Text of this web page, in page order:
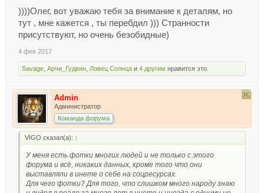
))))Олег, вот уважаю тебя за внимание к деталям, но
тут , мне кажется , ты перебдил ))) Странности
присутствуют, но очень безобидные)
4 фев 2017
Savage Арчи_Гудвин Ловец Солнца и 4 другим нравится это.
Admin
Администратор
Команда форума
VIGO сказал(а): ↑
У меня есть фотки многих людей и не только с этого
форума и всё, никаких данных, кроме того что они
выставляли в инете о себе на соцресурсах.
Для чего фотки? Для того, что слишком много народу знаю